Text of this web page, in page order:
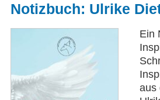
Notizbuch: Ulrike
Ein
aus